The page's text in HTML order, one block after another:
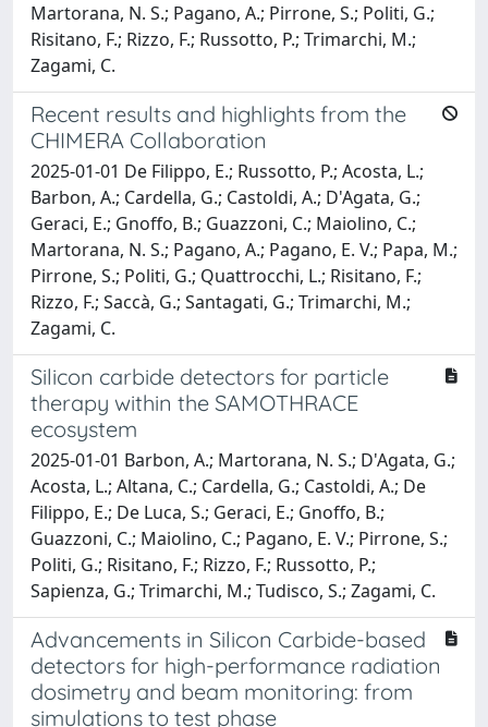
Martorana, N. S.; Pagano, A.; Pirrone, S.; Politi, G.;
Risitano, F.; Rizzo, F.; Russotto, P.; Trimarchi, M.;
Zagami, C.
Recent results and highlights from the
CHIMERA Collaboration
2025-01-01 De Filippo, E.; Russotto, P.; Acosta, L.;
Barbon, A.; Cardella, G.; Castoldi, A.; D'Agata, G.;
Geraci, E.; Gnoffo, B.; Guazzoni, C.; Maiolino, C.;
Martorana, N. S.; Pagano, A.; Pagano, E. V.; Papa, M.;
Pirrone, S.; Politi, G.; Quattrocchi, L.; Risitano, F.;
Rizzo, F.; Saccà, G.; Santagati, G.; Trimarchi, M.;
Zagami, C.
Silicon carbide detectors for particle
therapy within the SAMOTHRACE
ecosystem
2025-01-01 Barbon, A.; Martorana, N. S.; D'Agata, G.;
Acosta, L.; Altana, C.; Cardella, G.; Castoldi, A.; De
Filippo, E.; De Luca, S.; Geraci, E.; Gnoffo, B.;
Guazzoni, C.; Maiolino, C.; Pagano, E. V.; Pirrone, S.;
Politi, G.; Risitano, F.; Rizzo, F.; Russotto, P.;
Sapienza, G.; Trimarchi, M.; Tudisco, S.; Zagami, C.
Advancements in Silicon Carbide-based
detectors for high-performance radiation
dosimetry and beam monitoring: from
simulations to test phase